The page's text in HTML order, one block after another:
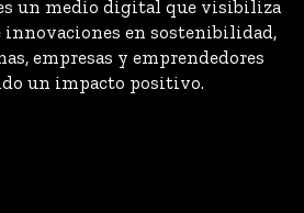
un medio digital que visibiliza
en sostenibilidad,
empresas y emprendedores
un impacto positivo.